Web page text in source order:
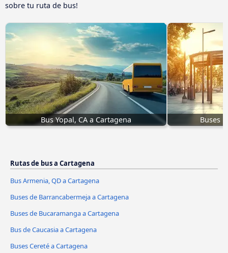
sobre tu ruta de bus!
Bus Yopal, CA a Cartagena Buses
Rutas de bus a Cartagena
Bus Armenia, QD a Cartagena
Buses de Barrancabermeja a Cartagena
Buses de Bucaramanga a Cartagena
Bus de Caucasia a Cartagena
Buses Cereté a Cartagena